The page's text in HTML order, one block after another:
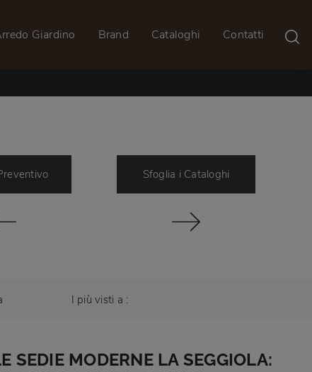
Giardino Brand Cataloghi Contatti
Sfoglia i Cataloghi
I più visti a :
SEDIE MODERNE LA SEGGIOLA: